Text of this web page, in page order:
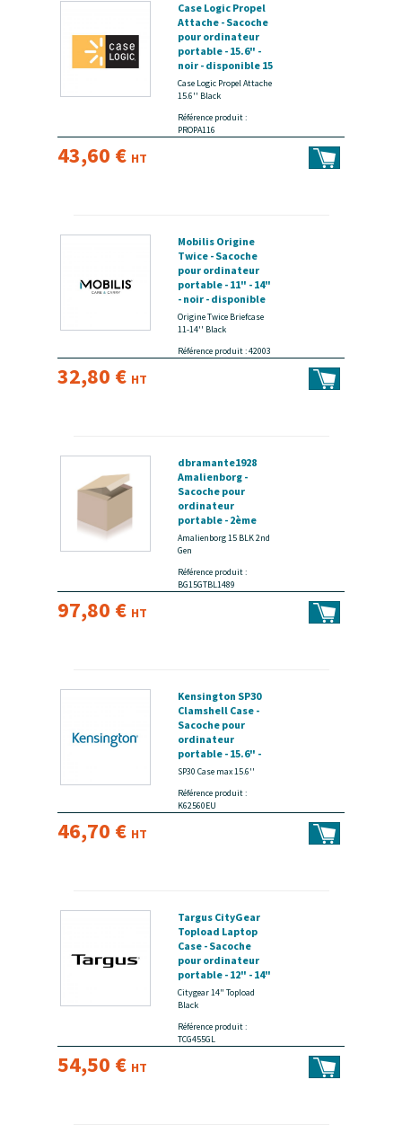
Case Logic Propel
Attache - Sacoche
pour ordinateur
portable - 15.6" -
noir - disponible 15
jours
Case Logic Propel Attache
15.6'' Black
Référence produit :
PROPA116
43,60 € HT
Mobilis Origine
Twice - Sacoche
pour ordinateur
portable - 11" - 14"
- noir - disponible
15 jours
Origine Twice Briefcase
11-14'' Black
Référence produit : 42003
32,80 € HT
dbramante1928
Amalienborg -
Sacoche pour
ordinateur
portable - 2ème
génération - 15" -
noir - disponible 15
Amalienborg 15 BLK 2nd
Gen
Référence produit :
BG15GTBL1489
97,80 € HT
Kensington SP30
Clamshell Case -
Sacoche pour
ordinateur
portable - 15.6" -
noir - disponible 15
SP30 Case max 15.6''
Référence produit :
K62560EU
46,70 € HT
Targus CityGear
Topload Laptop
Case - Sacoche
pour ordinateur
portable - 12" - 14"
- noir - disponible
15 jours
Citygear 14" Topload
Black
Référence produit :
TCG455GL
54,50 € HT